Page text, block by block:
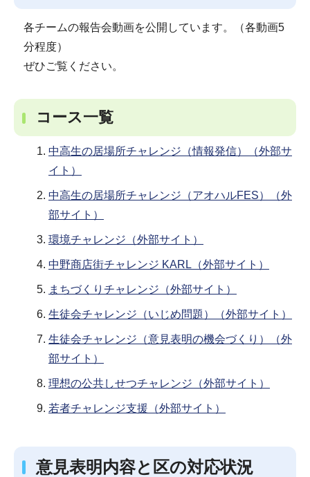
各チームの報告会動画を公開しています。（各動画5
分程度）
ぜひご覧ください。
コース一覧
中高生の居場所チャレンジ（情報発信）（外部サ
イト）
中高生の居場所チャレンジ（アオハルFES）（外
部サイト）
環境チャレンジ（外部サイト）
中野商店街チャレンジ KARL（外部サイト）
まちづくりチャレンジ（外部サイト）
生徒会チャレンジ（いじめ問題）（外部サイト）
生徒会チャレンジ（意見表明の機会づくり）（外
部サイト）
理想の公共しせつチャレンジ（外部サイト）
若者チャレンジ支援（外部サイト）
意見表明内容と区の対応状況